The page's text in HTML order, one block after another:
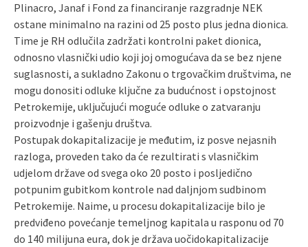
Plinacro, Janaf i Fond za financiranje razgradnje NEK
ostane minimalno na razini od 25 posto plus jedna dionica.
Time je RH odlučila zadržati kontrolni paket dionica,
odnosno vlasnički udio koji joj omogućava da se bez njene
suglasnosti, a sukladno Zakonu o trgovačkim društvima, ne
mogu donositi odluke ključne za budućnost i opstojnost
Petrokemije, uključujući moguće odluke o zatvaranju
proizvodnje i gašenju društva.
Postupak dokapitalizacije je međutim, iz posve nejasnih
razloga, proveden tako da će rezultirati s vlasničkim
udjelom države od svega oko 20 posto i posljedično
potpunim gubitkom kontrole nad daljnjom sudbinom
Petrokemije. Naime, u procesu dokapitalizacije bilo je
predviđeno povećanje temeljnog kapitala u rasponu od 70
do 140 milijuna eura, dok je država uočidokapitalizacije